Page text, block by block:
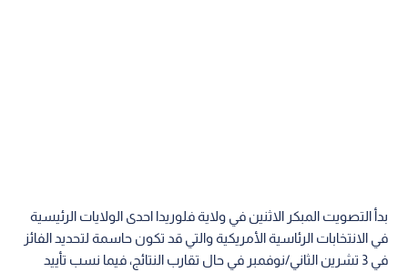
بدأ التصويت المبكر الاثنين في ولاية فلوريدا احدى الولايات الرئيسية
في الانتخابات الرئاسية الأمريكية والتي قد تكون حاسمة لتحديد الفائز
في 3 تشرين الثاني/نوفمبر في حال تقارب النتائج، فيما نسب تأييد